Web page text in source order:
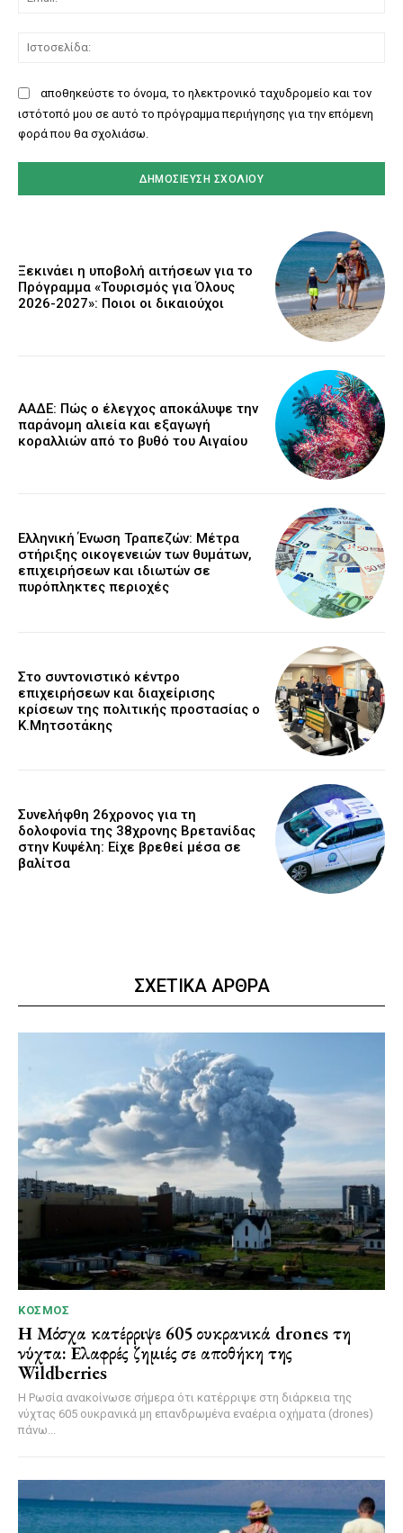
αποθηκεύστε το όνομα, το ηλεκτρονικό ταχυδρομείο και τον
ιστότοπό μου σε αυτό το πρόγραμμα περιήγησης για την επόμενη
φορά που θα σχολιάσω.
Ξεκινάει η υποβολή αιτήσεων για το
Πρόγραμμα «Τουρισμός για Όλους
2026-2027»: Ποιοι οι δικαιούχοι
ΑΑΔΕ: Πώς ο έλεγχος αποκάλυψε την
παράνομη αλιεία και εξαγωγή
κοραλλιών από το βυθό του Αιγαίου
Ελληνική Ένωση Τραπεζών: Μέτρα
στήριξης οικογενειών των θυμάτων,
επιχειρήσεων και ιδιωτών σε
πυρόπληκτες περιοχές
Στο συντονιστικό κέντρο
επιχειρήσεων και διαχείρισης
κρίσεων της πολιτικής προστασίας ο
Κ.Μητσοτάκης
Συνελήφθη 26χρονος για τη
δολοφονία της 38χρονης Βρετανίδας
στην Κυψέλη: Είχε βρεθεί μέσα σε
βαλίτσα
ΣΧΕΤΙΚΑ ΑΡΘΡΑ
ΚΌΣΜΟΣ
Η Μόσχα κατέρριψε 605 ουκρανικά drones τη
νύχτα: Ελαφρές ζημιές σε αποθήκη της
Wildberries
Η Ρωσία ανακοίνωσε σήμερα ότι κατέρριψε στη διάρκεια της
νύχτας 605 ουκρανικά μη επανδρωμένα εναέρια οχήματα (drones)
πάνω...